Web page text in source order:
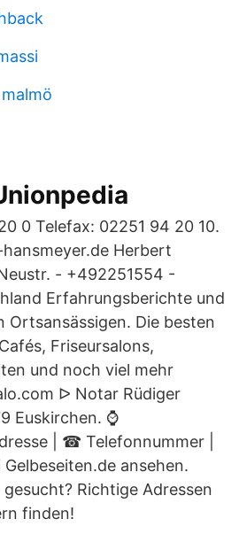
0 Telefax: 02251 94 20 10.
Herbert
- +492251554 -
Erfahrungsberichte und
Die besten
Friseursalons,
und noch viel mehr
ᐅ Notar Rüdiger
Euskirchen. ⌚
| ☎ Telefonnummer |
ansehen.
Richtige Adressen
finden!